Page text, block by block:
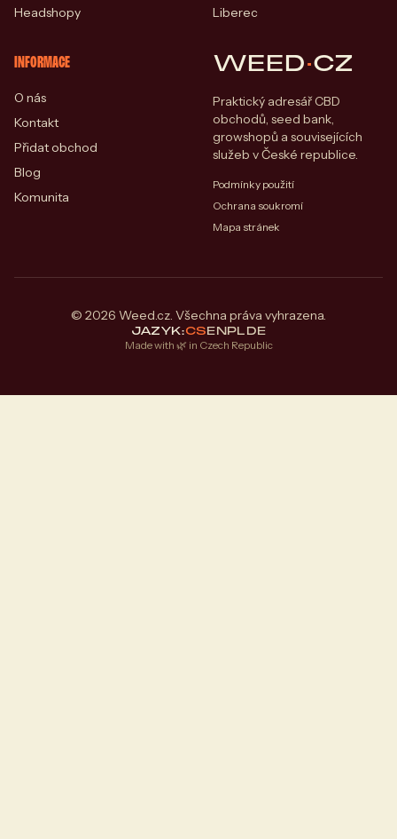
Headshopy
Liberec
INFORMACE
O nás
Kontakt
Přidat obchod
Blog
Komunita
WEED·CZ
Praktický adresář CBD
obchodů, seed bank,
growshopů a souvisejících
služeb v České republice.
Podmínky použití
Ochrana soukromí
Mapa stránek
© 2026 Weed.cz. Všechna práva vyhrazena.
JAZYK:CSENPLDE
Made with 🌿 in Czech Republic